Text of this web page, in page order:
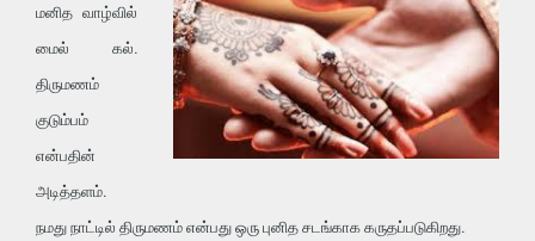
மனித வாழ்வில்
மைல் கல்.
திருமணம்
குடும்பம்
என்பதின்
அடித்தளம்.
நமது நாட்டில் திருமணம் என்பது ஒரு புனித சடங்காக கருதப்படுகிறது.